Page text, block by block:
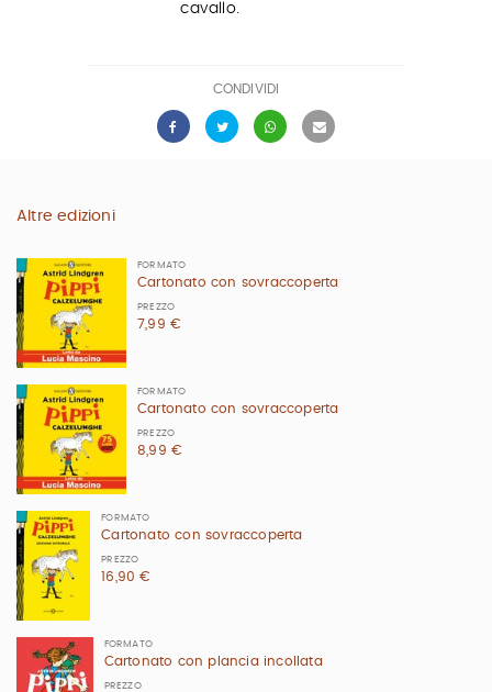
cavallo.
CONDIVIDI
Altre edizioni
FORMATO
Cartonato con sovraccoperta
PREZZO
7,99 €
FORMATO
Cartonato con sovraccoperta
PREZZO
8,99 €
FORMATO
Cartonato con sovraccoperta
PREZZO
16,90 €
FORMATO
Cartonato con plancia incollata
PREZZO